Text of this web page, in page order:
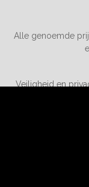
Alle genoemde
Veiligheid en